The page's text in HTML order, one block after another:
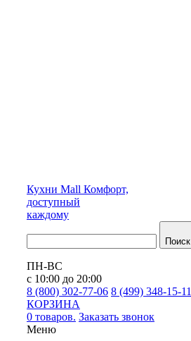
Кухни Mall Комфорт,
доступный
каждому
Поиск
ПН-ВС
с 10:00 до 20:00
8 (800) 302-77-06 8 (499) 348-15-11
КОРЗИНА
0 товаров. Заказать звонок
Меню